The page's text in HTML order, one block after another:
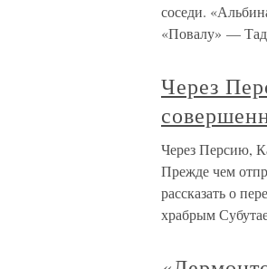
соседи.
«Повалу» —
Через
Через Персию,
Прежде чем
рассказать о
храбрым